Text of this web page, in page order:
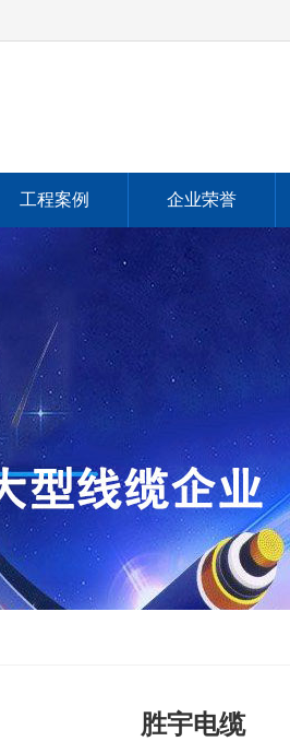
工程案例 企业荣誉
胜宇电缆